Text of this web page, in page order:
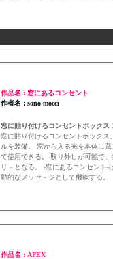
作品名 : 窓にあるコンセント
作者名 : sono mocci
窓に貼り付けるコンセントボックス
窓に貼り付けるコンセントボック
ルを装備。 窓から入る光を本体に
て使用できる。 取り外しが可能で
リ－となる。 -窓にあるコンセント
動的なメッセ－ジとして機能する。
作品名 : APEX